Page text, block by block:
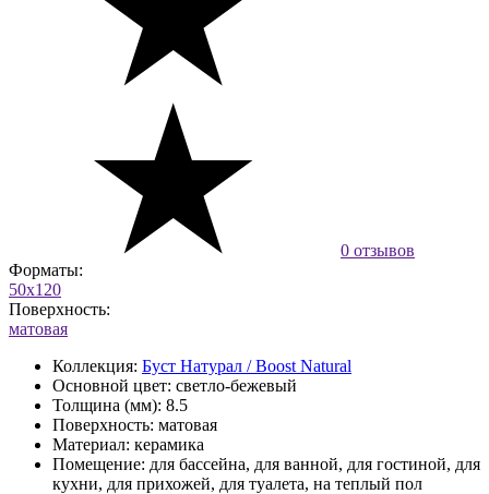
0 отзывов
Форматы:
50x120
Поверхность:
матовая
Коллекция: Буст Натурал / Boost Natural
Основной цвет: светло-бежевый
Толщина (мм): 8.5
Поверхность: матовая
Материал: керамика
Помещение: для бассейна, для ванной, для гостиной, для
кухни, для прихожей, для туалета, на теплый пол